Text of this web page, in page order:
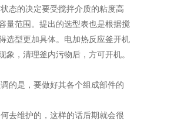
态的决定要受搅拌介质的粘度高
量范围。提出的选型表也是根据搅
选型更加具体。电加热反应釜开机
，清理釜内污物后，方可开机。
的是，要做好其各个组成部件的
去维护的，这样的话后期就会很